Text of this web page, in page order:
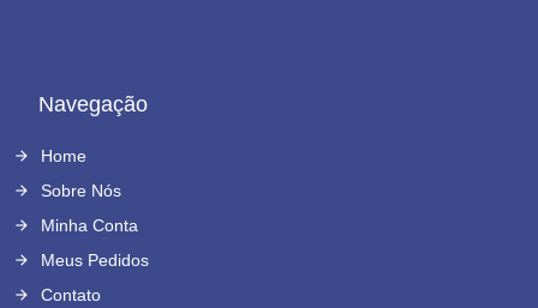
Navegação
Home
Sobre Nós
Minha Conta
Meus Pedidos
Contato